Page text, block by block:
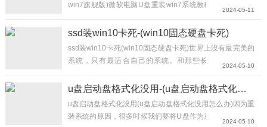
的试用版本更新的文章，故有此标
记(2024-05-11 08:51:04)
win7旗舰版)微软电脑U盘重装win7系统教程事前准备：1.
容量8g以上的u盘一个，使用u盘前需要先将u盘内的文件清
空或者全部转移。步骤一、制作u盘启动盘1.将准备好的u盘
2024-05-11
ssd装win10卡死-(win10固态硬盘卡死)
ssd装win10卡死(win10固态硬盘卡死)世界上没有最完美的
系统，只有最适合自己的系统。和那些长期执意停留在
Win7系统的发烧友不同，在Win10刚出来的第一年，黑猫
拒绝了电脑师傅的善意劝告，立刻用上了最新的Win10家庭
目前最新版本的Win10系统，基本上用起来已经没啥毛病
2024-05-10
u盘启动盘格式化没用-(u盘启动盘格式化没用怎么办)
u盘启动盘格式化没用(u盘启动盘格式化没用怎么办)因为重
装系统的原因，很多时候我们要将U盘作为系统启动盘，但
2024-05-10